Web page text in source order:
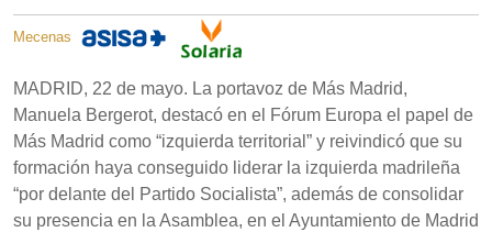
Mecenas
MADRID, 22 de mayo. La portavoz de Más Madrid,
Manuela Bergerot, destacó en el Fórum Europa el papel de
Más Madrid como “izquierda territorial” y reivindicó que su
formación haya conseguido liderar la izquierda madrileña
“por delante del Partido Socialista”, además de consolidar
su presencia en la Asamblea, en el Ayuntamiento de Madrid